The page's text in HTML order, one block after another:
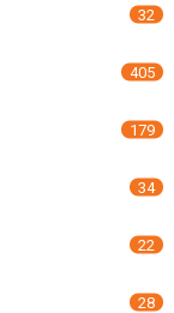
32
405
179
34
22
28